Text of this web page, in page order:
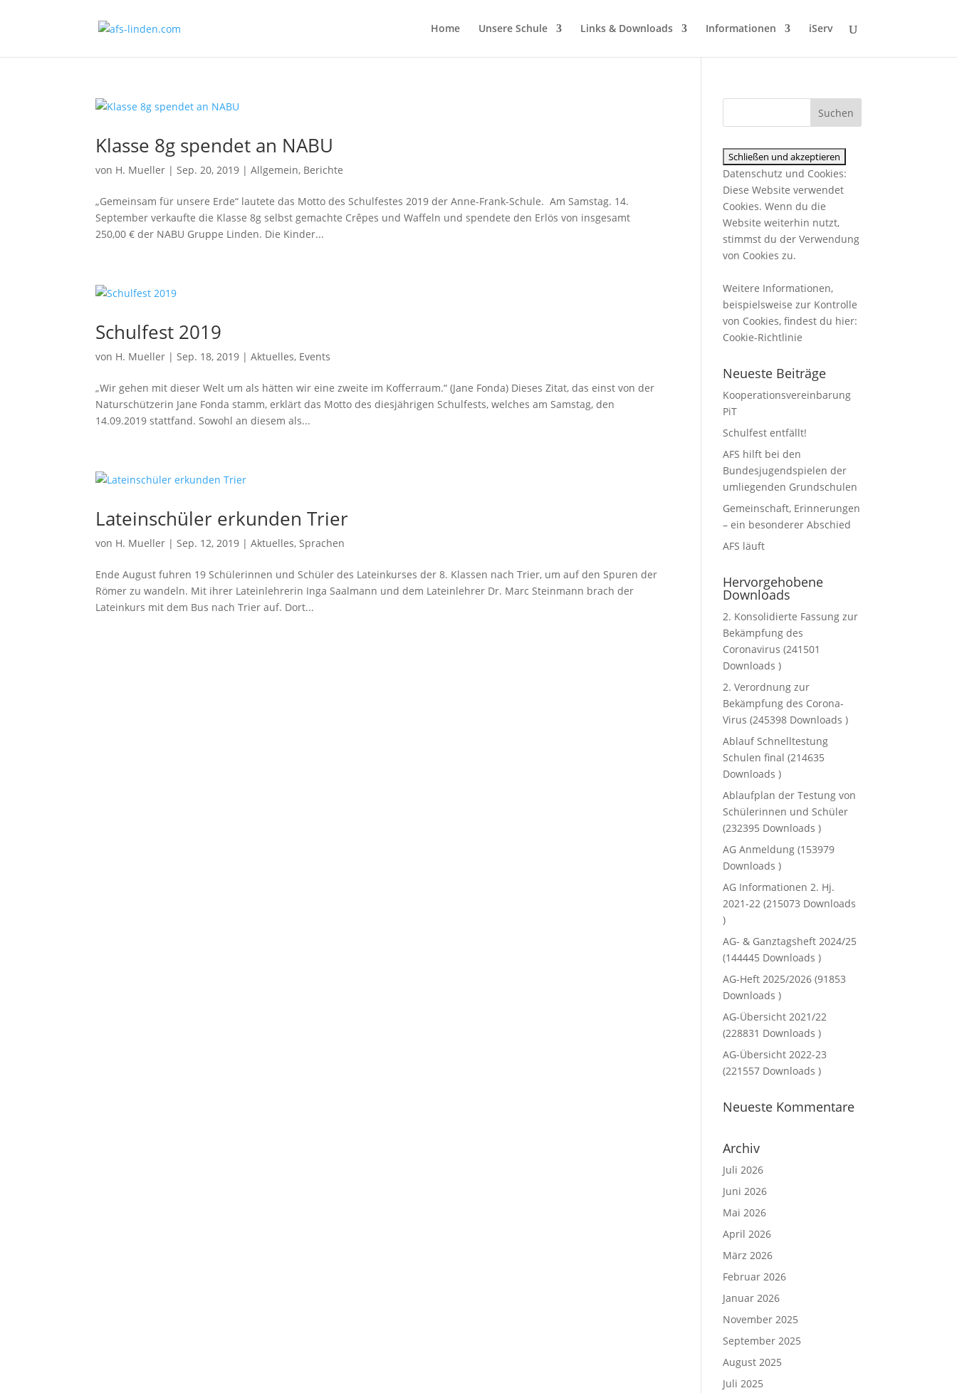
Home Unsere Schule Links & Downloads Informationen iServ
Klasse 8g spendet an NABU
von H. Mueller |Sep. 20, 2019 |Allgemein, Berichte
„Gemeinsam für unsere Erde“ lautete das Motto des Schulfestes 2019 der Anne-Frank-Schule. Am Samstag. 14.
September verkaufte die Klasse 8g selbst gemachte Crêpes und Waffeln und spendete den Erlös von insgesamt
250,00 € der NABU Gruppe Linden. Die Kinder...
Schulfest 2019
von H. Mueller |Sep. 18, 2019 |Aktuelles, Events
„Wir gehen mit dieser Welt um als hätten wir eine zweite im Kofferraum.“ (Jane Fonda) Dieses Zitat, das einst von der
Naturschützerin Jane Fonda stamm, erklärt das Motto des diesjährigen Schulfests, welches am Samstag, den
14.09.2019 stattfand. Sowohl an diesem als...
Lateinschüler erkunden Trier
von H. Mueller |Sep. 12, 2019 |Aktuelles,Sprachen
Ende August fuhren 19 Schülerinnen und Schüler des Lateinkurses der 8. Klassen nach Trier, um auf den Spuren der
Römer zu wandeln. Mit ihrer Lateinlehrerin Inga Saalmann und dem Lateinlehrer Dr. Marc Steinmann brach der
Lateinkurs mit dem Bus nach Trier auf. Dort...
Datenschutz und Cookies:
Diese Website verwendet
Cookies. Wenn du die
Website weiterhin nutzt,
stimmst du der Verwendung
von Cookies zu.
Weitere Informationen,
beispielsweise zur Kontrolle
von Cookies, findest du hier:
Cookie-Richtlinie
Neueste Beiträge
Kooperationsvereinbarung
PiT
Schulfest entfällt!
AFS hilft bei den
Bundesjugendspielen der
umliegenden Grundschulen
Gemeinschaft, Erinnerungen
– ein besonderer Abschied
AFS läuft
Hervorgehobene
Downloads
2. Konsolidierte Fassung zur
Bekämpfung des
Coronavirus (241501
Downloads )
2. Verordnung zur
Bekämpfung des Corona-
Virus (245398 Downloads )
Ablauf Schnelltestung
Schulen final (214635
Downloads )
Ablaufplan der Testung von
Schülerinnen und Schüler
(232395 Downloads )
AG Anmeldung (153979
Downloads )
AG Informationen 2. Hj.
2021-22 (215073 Downloads
)
AG- & Ganztagsheft 2024/25
(144445 Downloads )
AG-Heft 2025/2026 (91853
Downloads )
AG-Übersicht 2021/22
(228831 Downloads )
AG-Übersicht 2022-23
(221557 Downloads )
Neueste Kommentare
Archiv
Juli 2026
Juni 2026
Mai 2026
April 2026
März 2026
Februar 2026
Januar 2026
November 2025
September 2025
August 2025
Juli 2025